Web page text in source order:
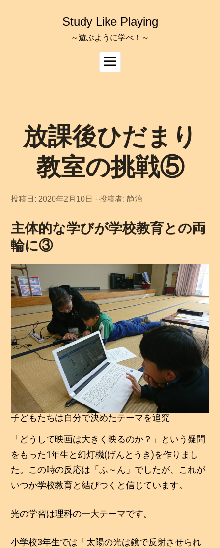
Study Like Playing
～遊ぶように学べ！～
メ
イ
ー
放課後ひだまり
教室の挑戦⑤
投稿日: 2020年2月10日 2
0
年
投稿者:静治
主体的な学びが学校教育との両
輪に③
子どもたちは自分で決めたテーマを追究
「どうして映画は大きく映るのか？」という疑問
をもった1年生と幻灯機(げんとうき)を作りまし
た。この時の反応は「ふ～ん」でしたが、これが
いつか学校教育と結びつくと信じています。
光の学習は理科の一大テーマです。
小学校3年生では「太陽の光は鏡で反射させられ